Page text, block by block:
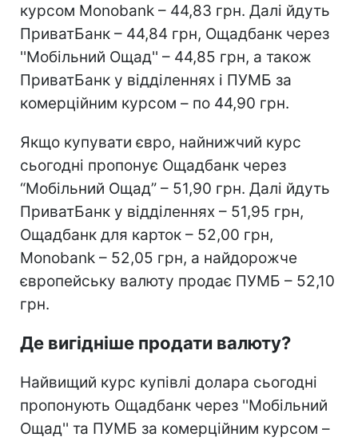
курсом Monobank – 44,83 грн. Далі йдуть
ПриватБанк – 44,84 грн, Ощадбанк через
''Мобільний Ощад'' – 44,85 грн, а також
ПриватБанк у відділеннях і ПУМБ за
комерційним курсом – по 44,90 грн.
Якщо купувати євро, найнижчий курс
сьогодні пропонує Ощадбанк через
“Мобільний Ощад” – 51,90 грн. Далі йдуть
ПриватБанк у відділеннях – 51,95 грн,
Ощадбанк для карток – 52,00 грн,
Monobank – 52,05 грн, а найдорожче
європейську валюту продає ПУМБ – 52,10
грн.
Де вигідніше продати валюту?
Найвищий курс купівлі долара сьогодні
пропонують Ощадбанк через ''Мобільний
Ощад'' та ПУМБ за комерційним курсом –